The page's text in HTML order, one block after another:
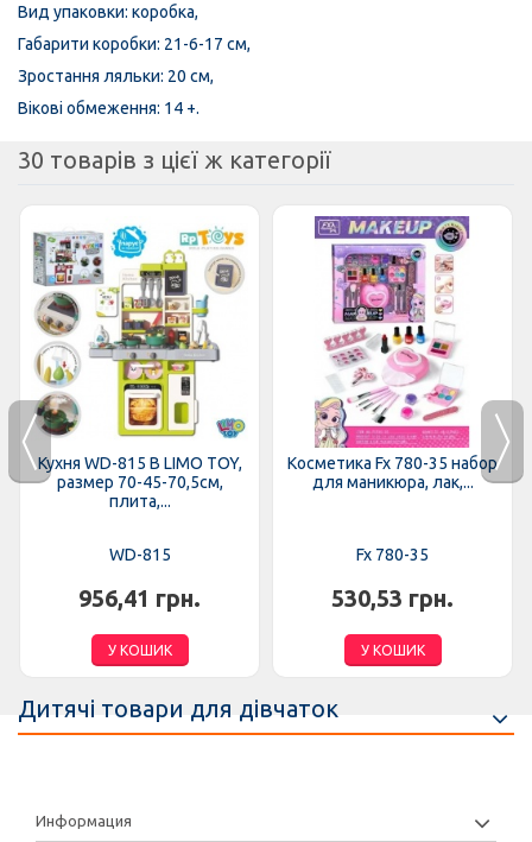
Вид упаковки: коробка,
Габарити коробки: 21-6-17 см,
Зростання ляльки: 20 см,
Вікові обмеження: 14 +.
30 товарів з цієї ж категорії
Кухня WD-815 B LIMO TOY,
размер 70-45-70,5см,
плита,...
WD-815
956,41 грн.
У КОШИК
Косметика Fx 780-35 набор
для маникюра, лак,...
Fx 780-35
530,53 грн.
У КОШИК
Дитячі товари для дівчаток
Информация